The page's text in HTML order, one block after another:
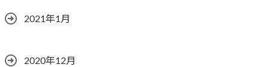
2021年1月
2020年12月